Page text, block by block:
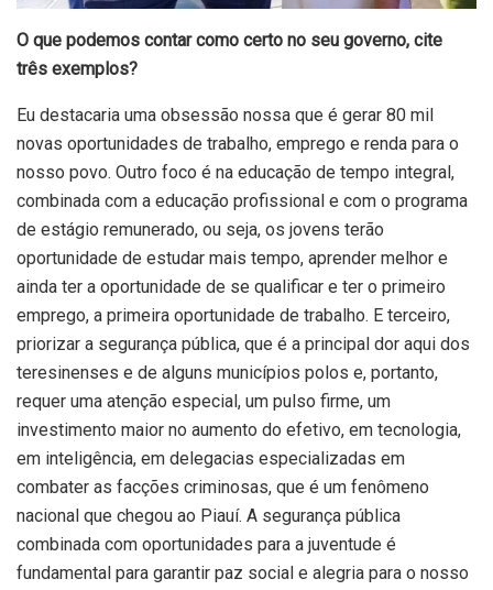
O que podemos contar como certo no seu governo, cite
três exemplos?
Eu destacaria uma obsessão nossa que é gerar 80 mil
novas oportunidades de trabalho, emprego e renda para o
nosso povo. Outro foco é na educação de tempo integral,
combinada com a educação profissional e com o programa
de estágio remunerado, ou seja, os jovens terão
oportunidade de estudar mais tempo, aprender melhor e
ainda ter a oportunidade de se qualificar e ter o primeiro
emprego, a primeira oportunidade de trabalho. E terceiro,
priorizar a segurança pública, que é a principal dor aqui dos
teresinenses e de alguns municípios polos e, portanto,
requer uma atenção especial, um pulso firme, um
investimento maior no aumento do efetivo, em tecnologia,
em inteligência, em delegacias especializadas em
combater as facções criminosas, que é um fenômeno
nacional que chegou ao Piauí. A segurança pública
combinada com oportunidades para a juventude é
fundamental para garantir paz social e alegria para o nosso